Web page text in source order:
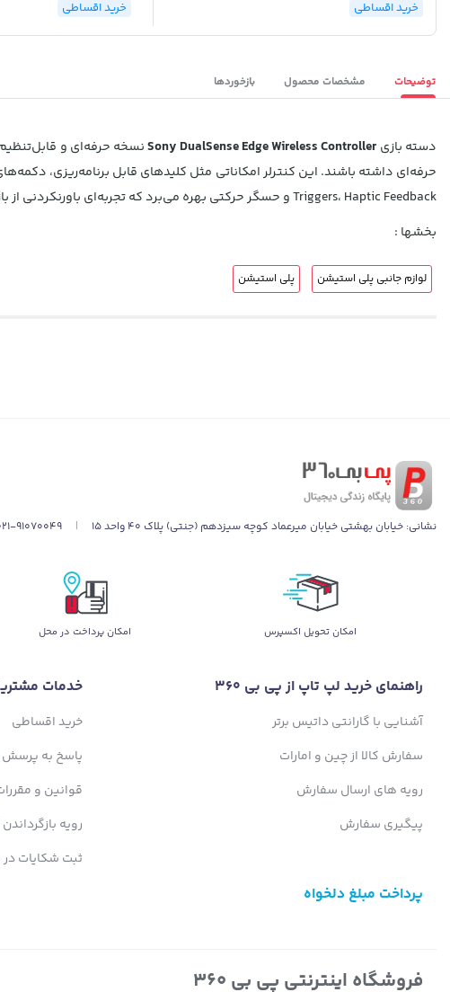
خرید اقساطی خرید اقساطی
توضیحات مشخصات محصول بازخوردها
دسته بازی Sony DualSense Edge Wireless Controller
Triggers، Haptic Feedback و حسگر حرکتی بهره می‌برد که تجربه‌ای باورنکردنی از بازی ایجاد می‌کند.
بخشها :
لوازم جانبی پلی استیشن پلی استیشن
نشانی: خیابان بهشتی خیابان میرعماد کوچه سیزدهم (جنتی) پلاک ۴۰ واحد ۱۵ |
91070049
اﻣﮑﺎن ﺗﺤﻮﯾﻞ اﮐﺴﭙﺮس امکان پرداخت در محل
راهنمای خرید لپ تاپ از پی بی 360
آشنایی با گارانتی داتیس برتر
سفارش کالا از چین و امارات
رویه های ارسال سفارش
پیگیری سفارش
خدمات
خرید اقساطی
پاسخ به
قوانین و
رویه بازگرداندن
ثبت شکایات
پرداخت مبلغ دلخواه
فروشگاه اینترنتی پی بی 360